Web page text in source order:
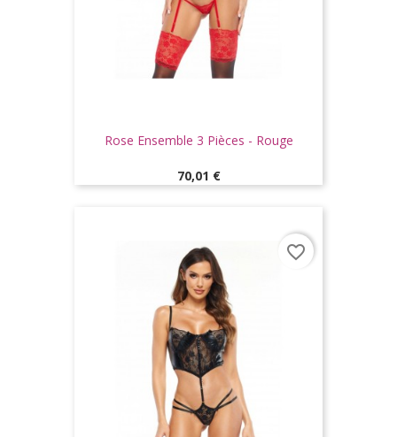
Rose Ensemble 3 Pièces - Rouge
Prix
70,01 €
favorite_border